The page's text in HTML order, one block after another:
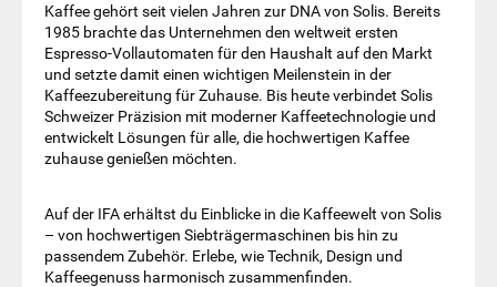
Kaffee gehört seit vielen Jahren zur DNA von Solis. Bereits
1985 brachte das Unternehmen den weltweit ersten
Espresso-Vollautomaten für den Haushalt auf den Markt
und setzte damit einen wichtigen Meilenstein in der
Kaffeezubereitung für Zuhause. Bis heute verbindet Solis
Schweizer Präzision mit moderner Kaffeetechnologie und
entwickelt Lösungen für alle, die hochwertigen Kaffee
zuhause genießen möchten.
Auf der IFA erhältst du Einblicke in die Kaffeewelt von Solis
– von hochwertigen Siebträgermaschinen bis hin zu
passendem Zubehör. Erlebe, wie Technik, Design und
Kaffeegenuss harmonisch zusammenfinden.